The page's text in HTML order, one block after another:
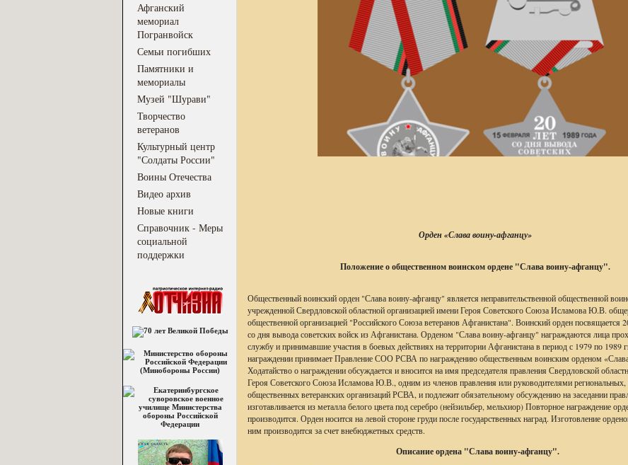
Афганский
мемориал
Погранвойск
Семьи погибших
Памятники и
мемориалы
Музей "Шурави"
Творчество
ветеранов
Культурный центр
"Солдаты России"
Воины Отечества
Видео архив
Новые книги
Справочник - Меры
социальной
поддержки
Орден «Слава воину-афганцу»
Положение о общественном воинском ордене "Слава воину-афганцу".
Общественный воинский орден "Слава воину-афганцу" является неправительственной общественной
учрежденной Свердловской областной организацией имени Героя Советского Союза Исламова Ю.В.
общественной организацией "Российского Союза ветеранов Афганистана". Воинский орден посвящается
со дня вывода советских войск из Афганистана. Орденом "Слава воину-афганцу" награждаются лица
службу и принимавшие участия в боевых действиях на территории Афганистана в период с 1979 по 1989
награждении принимает Правление СОО РСВА по награждению общественным воинским орденом
Ходатайство о награждении обсуждается и вносится на имя председателя правления Свердловской
Героя Советского Союза Исламова Ю.В., одним из членов правления или руководителями
общественных ветеранских организаций РСВА, и подлежит обязательному обсуждению на заседании
изготавливается из металла белого цвета под серебро (нейзильбер, мельхиор) Повторное награждение
производится. Орден носится на левой стороне груди после государственных наград. Изготовление
ним производится за счет внебюджетных средств.
Описание ордена "Слава воину-афганцу".